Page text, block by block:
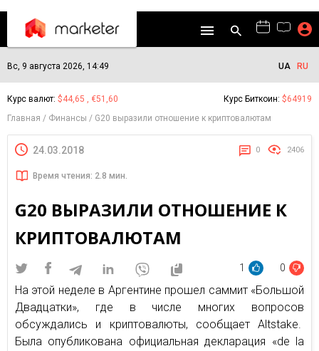
Вс, 9 августа 2026, 14:49 UA RU
Курс валют: $44,65 , €51,60 Курс Биткоин: $64919
Главная
Финансы G20 выразили отношение к криптовалютам
24.03.2018 0 2406
Время чтения: 2.8 мин.
G20 ВЫРАЗИЛИ ОТНОШЕНИЕ К
КРИПТОВАЛЮТАМ
1 0
На этой неделе в Аргентине прошел саммит «Большой
Двадцатки», где в числе многих вопросов
обсуждались и криптовалюты, сообщает Аltstake.
Была опубликована официальная декларация «de la